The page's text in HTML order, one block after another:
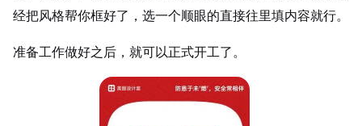
经把风格帮你框好了，选一个顺眼的直接往里填内容就行。
准备工作做好之后，就可以正式开工了。